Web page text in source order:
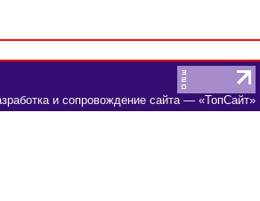
и сопровождение сайта— «ТопСайт»